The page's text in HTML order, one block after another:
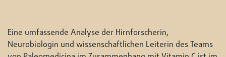
Eine umfassende Analyse der Hirnforscherin,
Neurobiologin und wissenschaftlichen Leiterin des Teams